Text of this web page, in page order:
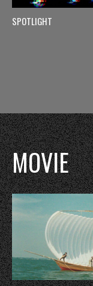
SPOTLIGHT
MOVIE